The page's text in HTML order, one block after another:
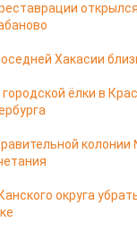
Хакасии
ёлки в
округа